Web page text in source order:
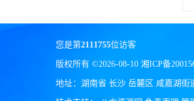
您是第2111755位访客
版权所有 ©2026-08-10 湘ICP备
地址：湖南省 长沙 岳麓区 咸嘉湖街